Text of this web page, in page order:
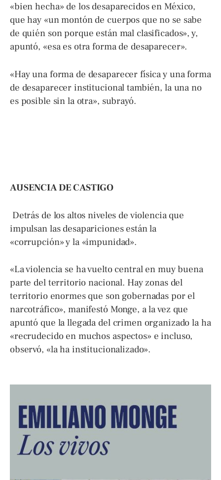
«bien hecha» de los desaparecidos en México,
que hay «un montón de cuerpos que no se sabe
de quién son porque están mal clasificados», y,
apuntó, «esa es otra forma de desaparecer».
«Hay una forma de desaparecer física y una forma
de desaparecer institucional también, la una no
es posible sin la otra», subrayó.
AUSENCIA DE CASTIGO
Detrás de los altos niveles de violencia que
impulsan las desapariciones están la
«corrupción» y la «impunidad».
«La violencia se ha vuelto central en muy buena
parte del territorio nacional. Hay zonas del
territorio enormes que son gobernadas por el
narcotráfico», manifestó Monge, a la vez que
apuntó que la llegada del crimen organizado la ha
«recrudecido en muchos aspectos» e incluso,
observó, «la ha institucionalizado».